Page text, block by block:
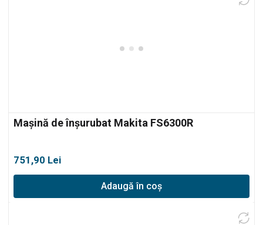
Mașină de înșurubat Makita FS6300R
751,90 Lei
Adaugă în coș